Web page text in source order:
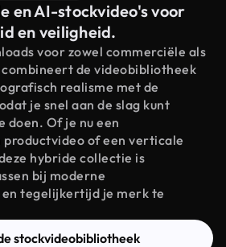
en AI-stockvideo's voor
en veiligheid.
voor zowel commerciële als
de videobibliotheek
realisme met de
je snel aan de slag kunt
doen. Of je nu een
productvideo of een verticale
hybride collectie is
bij moderne
tegelijkertijd je merk te
stockvideobibliotheek